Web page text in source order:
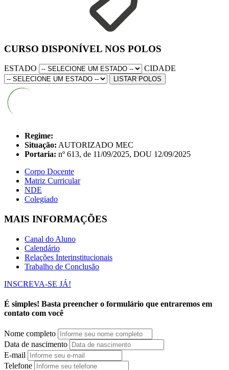
CURSO DISPONÍVEL NOS POLOS
ESTADO CIDADE
LISTAR POLOS
Regime:
Situação: AUTORIZADO MEC
Portaria: nº 613, de 11/09/2025, DOU 12/09/2025
Corpo Docente
Matriz Curricular
NDE
Colegiado
MAIS INFORMAÇÕES
Canal do Aluno
Calendário
Relações Interinstitucionais
Trabalho de Conclusão
INSCREVA-SE JÁ!
É simples! Basta preencher o formulário que entraremos em
contato com você
Nome completo
Data de nascimento
E-mail
Telefone